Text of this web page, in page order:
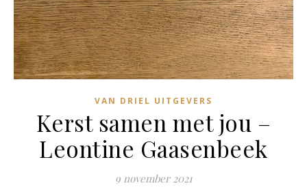
VAN DRIEL UITGEVERS
Kerst samen met jou –
Leontine Gaasenbeek
9 november 2021